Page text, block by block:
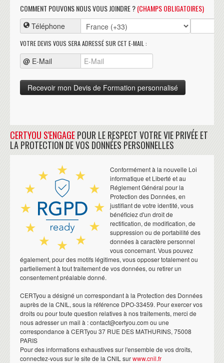
COMMENT POUVONS NOUS VOUS JOINDRE ?(CHAMPS OBLIGATOIRES)
Téléphone
VOTRE DEVIS VOUS SERA ADRESSÉ SUR CET E-MAIL :
@ E-Mail
CERTYOU S'ENGAGEPOUR LE RESPECT VOTRE VIE PRIVÉE ET
LA PROTECTION DE VOS DONNÉES PERSONNELLES
Conformément à la nouvelle Loi
informatique et Liberté et au
Réglement Général pour la
Protection des Données, en
justifiant de votre identité, vous
bénéficiez d'un droit de
rectification, de modification, de
suppression ou de portabilité des
données à caractère personnel
vous concernant. Vous pouvez
également, pour des motifs légitimes, vous opposer totalement ou
partiellement à tout traitement de vos données, ou retirer un
consentement préalable donné.
CERTyou a désigné un correspondant à la Protection des Données
auprès de la CNIL, sous la référence DPO-33459. Pour exercer vos
droits ou pour toute question relatives à nos traitements, merci de
nous adresser un mail à : contact@certyou.com ou une
correspondance à CERTyou 37 RUE DES MATHURINS, 75008
PARIS
Pour des informations exhaustives sur l'ensemble de vos droits,
connectez-vous sur le site de la CNIL surwww.cnil.fr